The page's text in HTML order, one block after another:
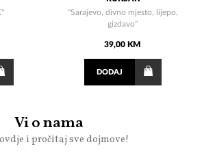
"Sarajevo, divno mjesto, lijepo,
gizdavo"
39,00 KM
DODAJ
Vi o nama
i pročitaj sve dojmove!